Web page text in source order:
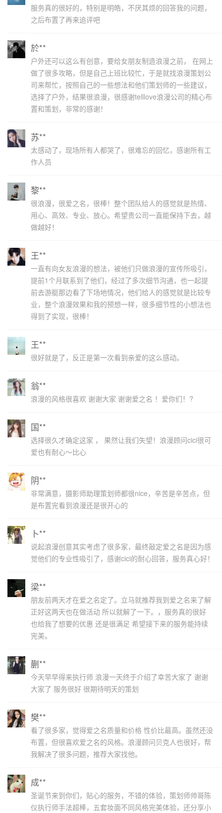
服务真的很好的，特别是明皓，不厌其烦的回答我的问题，
之后布置了再来追评吧
於**
户外还可以这么有创意，要给女朋友制造浪漫之前， 在网上
做了很多攻略，但是自己上班比较忙，于是就找浪漫策划公
司来帮忙，按照自己的一些想法和他们策划师的一些建议，
选择了户外，结果很浪漫，很感谢telllove浪漫公司的精心布
置和策划，非常的感谢！
苏**
太感动了，现场所有人都哭了，很难忘的回忆，感谢所有工
作人员
黎**
很浪漫，很爱之名，很棒！整个团队给人的感觉就是热情、
用心、高效、专业、放心。希望贵公司一直能保持下去，越
做越好！
王**
一直有向女友浪漫的想法，被他们只做浪漫的宣传所吸引，
提前1个月联系到了他们，经过了多次细节沟通，也一起提
前去游艇那边看了下场地情况，他们给人的感觉就是比较专
业，整个浪漫效果和我的预想一样，很多细节性的小想法也
得到了实现，很棒！
王**
很好就是了，反正是第一次看到亲爱的这么感动。
翁**
浪漫的风格很喜欢 谢谢大家 谢谢爱之名 ！爱你们！?
国**
选择很久才确定这家 ， 果然让我们失望！浪漫顾问cici很可
爱也有耐心～比心
阴**
非常满意，摄影师助理策划师都很nice，辛苦是辛苦点，但
是布置完看到浪漫还是很开心的
卜**
说起浪漫创意其实考虑了很多家，最终敲定爱之名是因为感
觉他们的专业性吸引了，感谢cici的耐心回答，服务真心好！
梁**
朋友前两天才在爱之名定了。立马就推荐我到爱之名来了解
正好这两天也在做活动 所以就解了一下。，服务真的很好
也给我了想要的优惠 还是很满足 希望接下来的服务能持续
完美。
蒯**
今天早早得来执行师 浪漫一天终于介绍了幸苦大家了 谢谢
大家了 服务很好 很期待明天的策划
樊**
看了很多家，觉得爱之名质量和价格 性价比最高。虽然还没
布置，但很喜欢爱之名的风格。浪漫顾问贝克人也很好，帮
我解决了很多问题，推荐大家找他。
成**
圣诞节来到你们，贴心的服务，不错的体验，策划师帅哥陈
仪执行师手法超棒，五套妆面不同风格完美体验，还分享小